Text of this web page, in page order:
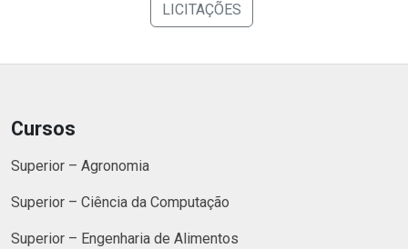
LICITAÇÕES
Cursos
Superior – Agronomia
Superior – Ciência da Computação
Superior – Engenharia de Alimentos